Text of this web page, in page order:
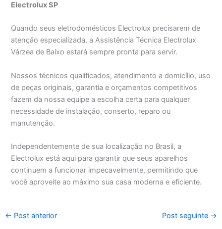
Electrolux SP
Quando seus eletrodomésticos Electrolux precisarem de
atenção especializada, a Assistência Técnica Electrolux
Várzea de Baixo estará sempre pronta para servir.
Nossos técnicos qualificados, atendimento a domicílio, uso
de peças originais, garantia e orçamentos competitivos
fazem da nossa equipe a escolha certa para qualquer
necessidade de instalação, conserto, reparo ou
manutenção.
Independentemente de sua localização no Brasil, a
Electrolux está aqui para garantir que seus aparelhos
continuem a funcionar impecavelmente, permitindo que
você aproveite ao máximo sua casa moderna e eficiente.
← Post anterior Post seguinte →